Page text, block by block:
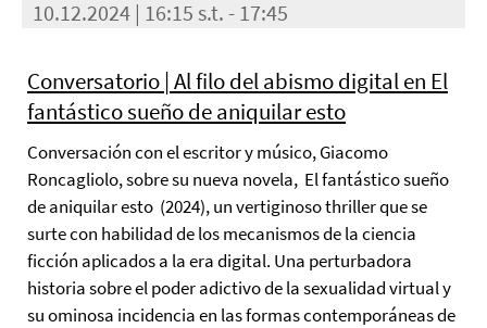
10.12.2024 | 16:15 s.t. - 17:45
Conversatorio | Al filo del abismo digital en El
fantástico sueño de aniquilar esto
Conversación con el escritor y músico, Giacomo
Roncagliolo, sobre su nueva novela, El fantástico sueño
de aniquilar esto (2024), un vertiginoso thriller que se
surte con habilidad de los mecanismos de la ciencia
ficción aplicados a la era digital. Una perturbadora
historia sobre el poder adictivo de la sexualidad virtual y
su ominosa incidencia en las formas contemporáneas de